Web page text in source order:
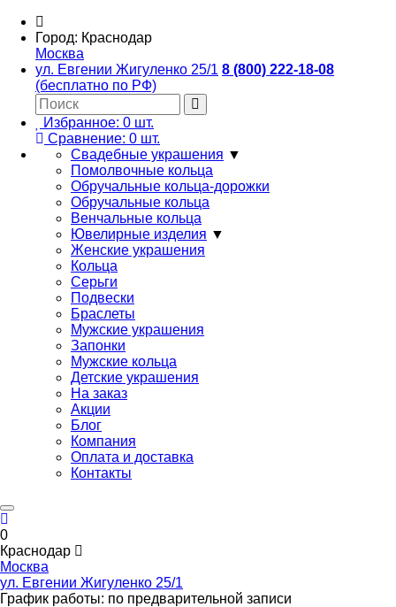
Город: Краснодар
Москва
ул. Евгении Жигуленко 25/1 8 (800) 222-18-08
(бесплатно по РФ)
Избранное: 0 шт.
Сравнение: 0 шт.
Свадебные украшения ▼
Помолвочные кольца
Обручальные кольца-дорожки
Обручальные кольца
Венчальные кольца
Ювелирные изделия ▼
Женские украшения
Кольца
Серьги
Подвески
Браслеты
Мужские украшения
Запонки
Мужские кольца
Детские украшения
На заказ
Акции
Блог
Компания
Оплата и доставка
Контакты
0
Краснодар
Москва
ул. Евгении Жигуленко 25/1
График работы: по предварительной записи